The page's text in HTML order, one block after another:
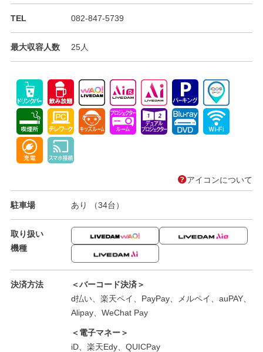
TEL 082-847-5739
最大収容人数 25人
アイコンについて
駐車場 あり （34台）
取り扱い
機種
決済方法
＜バーコード決済＞
d払い、楽天ペイ、PayPay、メルペイ、auPAY、
Alipay、WeChat Pay
＜電子マネー＞
iD、楽天Edy、QUICPay